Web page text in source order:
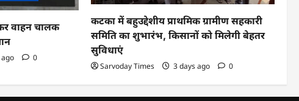
वाहन चालक
0
कटका में बहुउद्देशीय प्राथमिक ग्रामीण सहकारी
समिति का शुभारंभ, किसानों को मिलेगी बेहतर
सुविधाएं
Sarvoday Times 3 days ago 0